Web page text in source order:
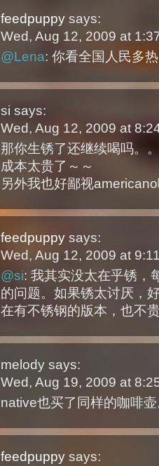
feedpuppy says:
Wed, Aug 12, 2009 at
@Lena: 你看全国人民多
si says:
Wed, Aug 12, 2009 at
那你生锈了还继续喝吗。
成本太贵了～～
另外我也好鄙视
feedpuppy says:
Wed, Aug 12, 2009 at
@si: 我其实没太在乎锈，
的问题。如果锈太讨厌，
在有不锈钢的版本，也不
melody says:
Wed, Aug 19, 2009 at
native也买了同样的咖啡
feedpuppy says: